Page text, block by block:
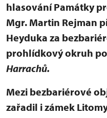
hlasování Památky
Mgr. Martin Rejman
Heyduka za
prohlídkový okruh
Harrachů.
Mezi bezbariérové
zařadil i zámek